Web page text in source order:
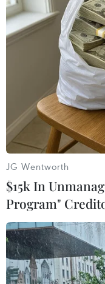
Theo dõi VietnamPlus
TIN LIÊN
JG Wentworth
$15k In
Program"